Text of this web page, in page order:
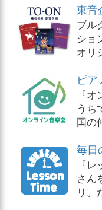
東音
ブル
ショ
オリ
ピア
『
うち
国の
毎日
『
さん
リ。